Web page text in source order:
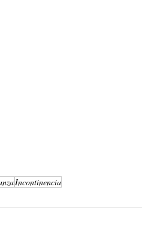
Incontinencia